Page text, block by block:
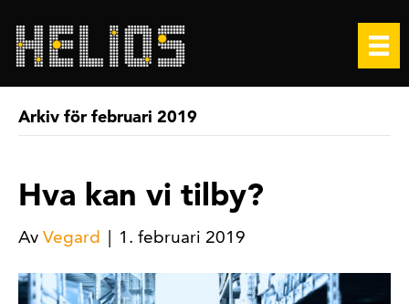
Arkiv för februari 2019
Hva kan vi tilby?
Av Vegard | 1. februari 2019